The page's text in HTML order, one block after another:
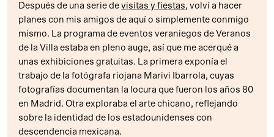
Después de una serie de visitas y fiestas, volví a hacer
planes con mis amigos de aquí o simplemente conmigo
mismo. La programa de eventos veraniegos de Veranos
de la Villa estaba en pleno auge, así que me acerqué a
unas exhibiciones gratuitas. La primera exponía el
trabajo de la fotógrafa riojana Marivi Ibarrola, cuyas
fotografías documentan la locura que fueron los años 80
en Madrid. Otra exploraba el arte chicano, reflejando
sobre la identidad de los estadounidenses con
descendencia mexicana.